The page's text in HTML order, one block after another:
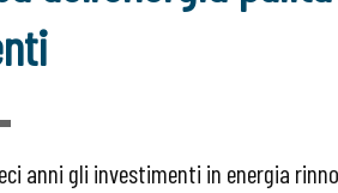
anni gli investimenti in energia